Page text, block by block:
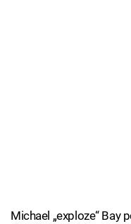
Michael „exploze“ Bay